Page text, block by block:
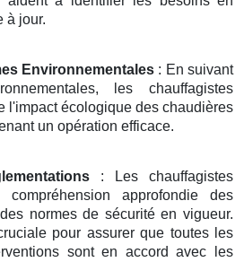
à jour.
Environnementales : En suivant
les chauffagistes
l'impact écologique des chaudières
un opération efficace.
: Les chauffagistes
approfondie des
normes de sécurité en vigueur.
pour assurer que toutes les
sont en accord avec les